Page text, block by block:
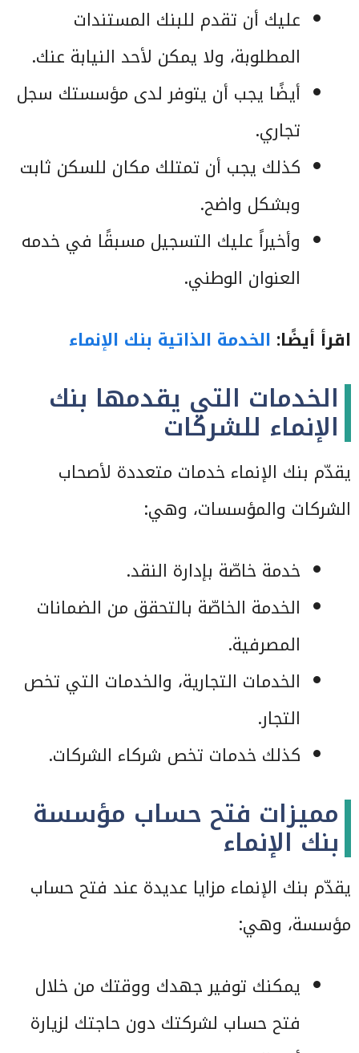
عليك أن تقدم للبنك المستندات
المطلوبة، ولا يمكن لأحد النيابة عنك.
أيضًا يجب أن يتوفر لدى مؤسستك سجل
تجاري.
كذلك يجب أن تمتلك مكان للسكن ثابت
وبشكل واضح.
وأخيراً عليك التسجيل مسبقًا في خدمه
العنوان الوطني.
اقرأ أيضًا: الخدمة الذاتية بنك الإنماء
الخدمات التي يقدمها بنك
الإنماء للشركات
يقدّم بنك الإنماء خدمات متعددة لأصحاب
الشركات والمؤسسات، وهي:
خدمة خاصّة بإدارة النقد.
الخدمة الخاصّة بالتحقق من الضمانات
المصرفية.
الخدمات التجارية، والخدمات التي تخص
التجار.
كذلك خدمات تخص شركاء الشركات.
مميزات فتح حساب مؤسسة
بنك الإنماء
يقدّم بنك الإنماء مزايا عديدة عند فتح حساب
مؤسسة، وهي:
يمكنك توفير جهدك ووقتك من خلال
فتح حساب لشركتك دون حاجتك لزيارة